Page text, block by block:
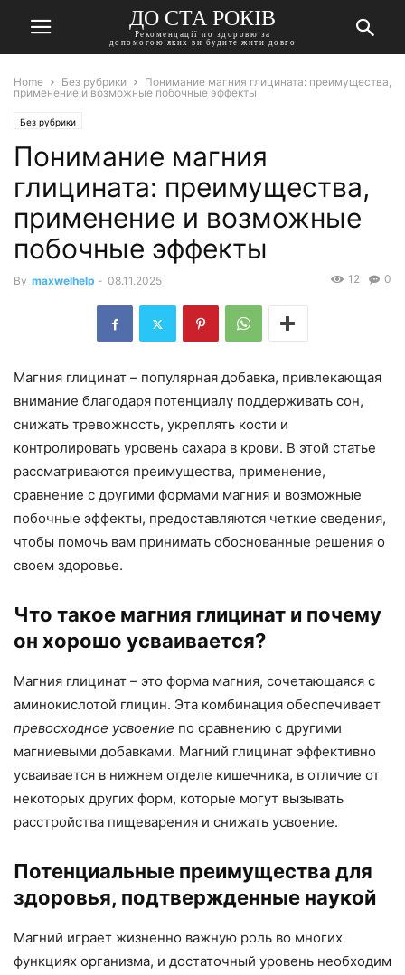
ДО СТА РОКІВ
Рекомендації по здоровю за
допомогою яких ви будите жити довго
Home Без рубрики
Понимание магния глицината: преимущества,
применение и возможные побочные эффекты
Без рубрики
Понимание магния
глицината: преимущества,
применение и возможные
побочные эффекты
By maxwelhelp - 08.11.2025 0
12
Магния глицинат – популярная добавка, привлекающая
внимание благодаря потенциалу поддерживать сон,
снижать тревожность, укреплять кости и
контролировать уровень сахара в крови. В этой статье
рассматриваются преимущества, применение,
сравнение с другими формами магния и возможные
побочные эффекты, предоставляются четкие сведения,
чтобы помочь вам принимать обоснованные решения о
своем здоровье.
Что такое магния глицинат и почему
он хорошо усваивается?
Магния глицинат – это форма магния, сочетающаяся с
аминокислотой глицин. Эта комбинация обеспечивает
превосходное усвоение по сравнению с другими
магниевыми добавками. Магний глицинат эффективно
усваивается в нижнем отделе кишечника, в отличие от
некоторых других форм, которые могут вызывать
расстройства пищеварения и снижать усвоение.
Потенциальные преимущества для
здоровья, подтвержденные наукой
Магний играет жизненно важную роль во многих
функциях организма, и достаточный уровень необходим